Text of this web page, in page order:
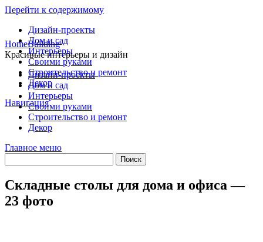
Перейти к содержимому
Дизайн-проекты
Дом и сад
Интерьеры
Своими руками
Строительство и ремонт
Декор
Навигация
HomeBuilding
Красивые интерьеры и дизайн
Дизайн-проекты
Дом и сад
Интерьеры
Своими руками
Строительство и ремонт
Декор
Главное меню
Складные столы для дома и офиса —
23 фото